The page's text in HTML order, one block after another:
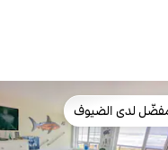
البيوت المفضّلة لدى الضيوف
لدى الضيوف